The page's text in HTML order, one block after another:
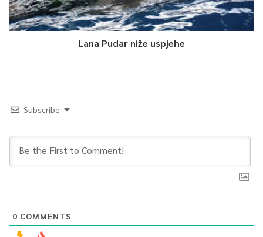
Lana Pudar niže uspjehe
Subscribe
0 COMMENTS